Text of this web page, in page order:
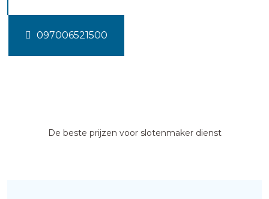
097006521500
De beste prijzen voor slotenmaker dienst